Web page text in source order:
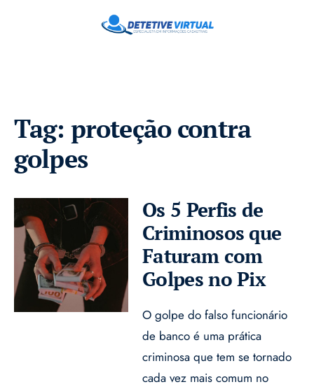
Tag: proteção contra
golpes
Os 5 Perfis de
Criminosos que
Faturam com
Golpes no Pix
O golpe do falso funcionário
de banco é uma prática
criminosa que tem se tornado
cada vez mais comum no